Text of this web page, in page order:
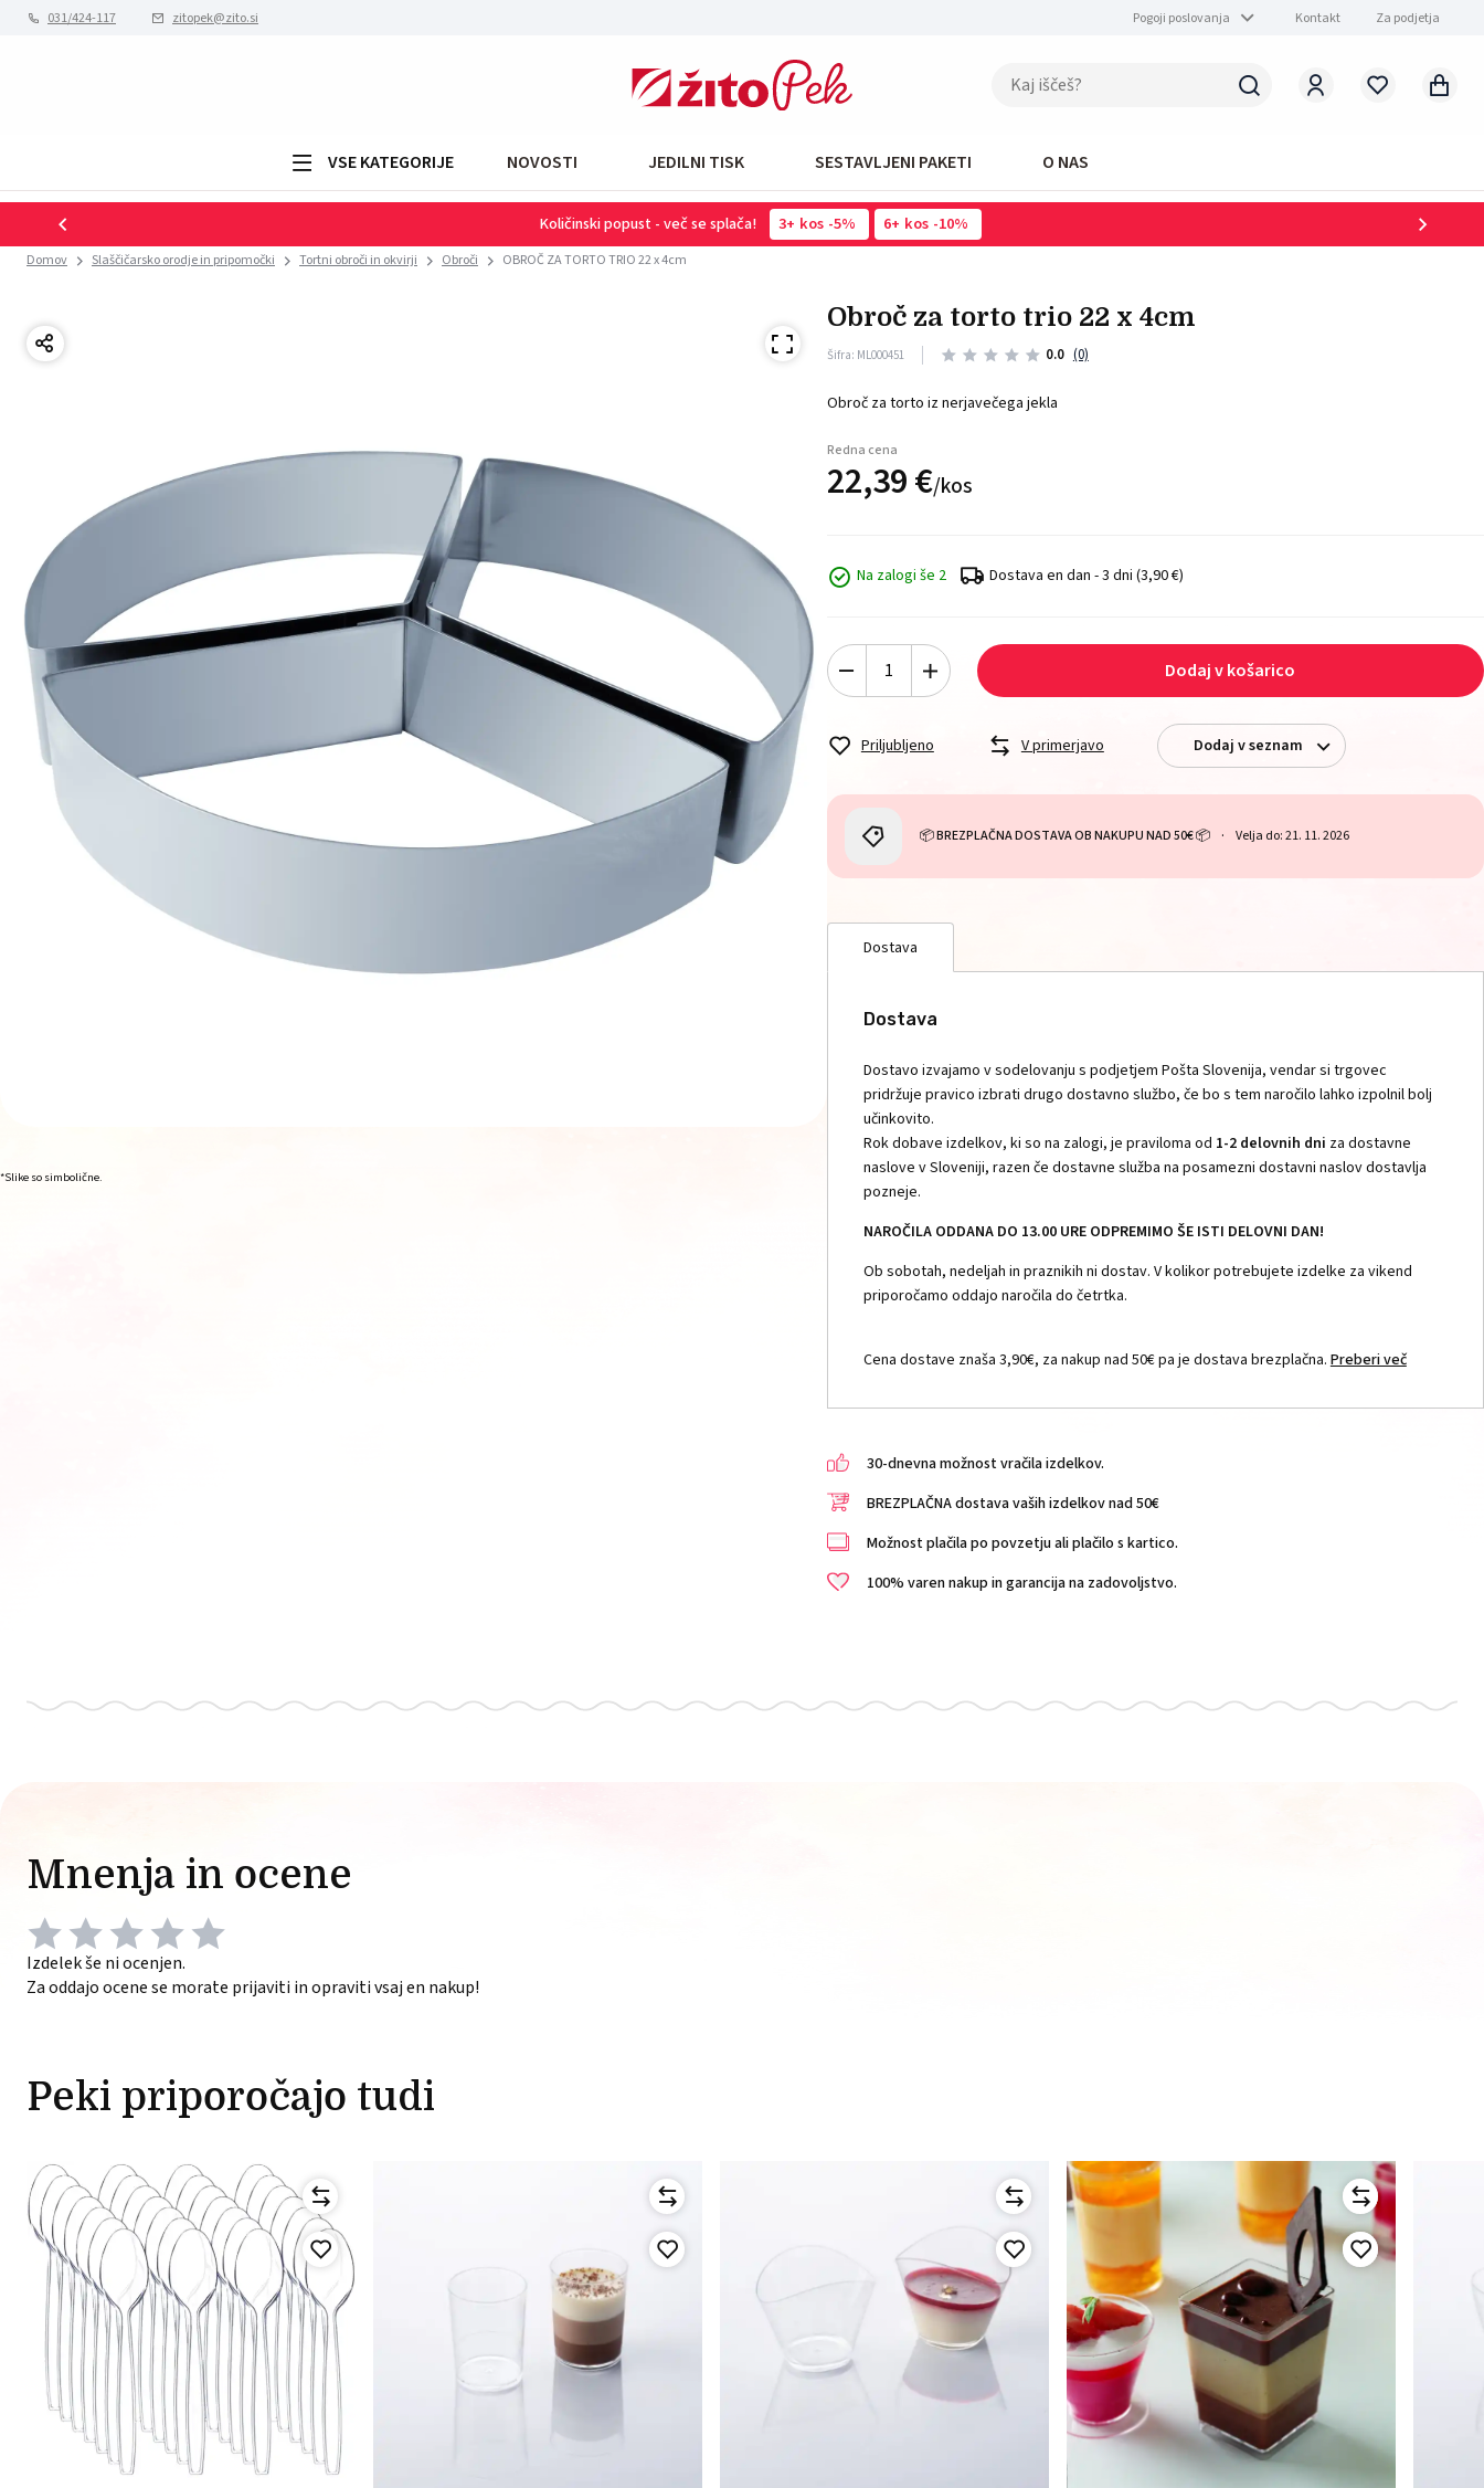
031/424-117 zitopek@zito.si Pogoji poslovanja Kontakt Za podjetja
VSE KATEGORIJE NOVOSTI JEDILNI TISK SESTAVLJENI PAKETI O NAS
Količinski popust - več se splača! 3 kos -5% 6 kos -10%
Domov Slaščičarsko orodje in pripomočki Tortni obroči in okvirji Obroči OBROČ ZA TORTO TRIO 22 x 4cm
*Slike so simbolične.
obroč za torto trio 22 x 4cm
Šifra: ML000451 0.0 (0)
Obroč za torto iz nerjavečega jekla
Redna cena
22,39€/kos
Na zalogi še 2 Dostava en dan - 3 dni (3,90 €)
Dodaj v košarico
Priljubljeno V primerjavo Dodaj v seznam
📦 BREZPLAČNA DOSTAVA OB NAKUPU NAD 50€ 📦 Velja do: 21. 11. 2026
Dostava
Dostava
Dostavo izvajamo v sodelovanju s podjetjem Pošta Slovenija, vendar si trgovec
pridržuje pravico izbrati drugo dostavno službo, če bo s tem naročilo lahko izpolnil bolj
učinkovito.
Rok dobave izdelkov, ki so na zalogi, je praviloma od 1-2 delovnih dni za dostavne
naslove v Sloveniji, razen če dostavne služba na posamezni dostavni naslov dostavlja
pozneje.
NAROČILA ODDANA DO 13.00 URE ODPREMIMO ŠE ISTI DELOVNI DAN!
Ob sobotah, nedeljah in praznikih ni dostav. V kolikor potrebujete izdelke za vikend
priporočamo oddajo naročila do četrtka.
Cena dostave znaša 3,90€, za nakup nad 50€ pa je dostava brezplačna.Preberi več
30-dnevna možnost vračila izdelkov.
BREZPLAČNA dostava vaših izdelkov nad 50€
Možnost plačila po povzetju ali plačilo s kartico.
100% varen nakup in garancija na zadovoljstvo.
Mnenja in ocene
Izdelek še ni ocenjen.
Za oddajo ocene se morate prijaviti in opraviti vsaj en nakup!
Peki priporočajo tudi